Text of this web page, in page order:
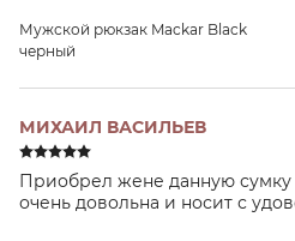
Мужской рюкзак Mackar Black
черный
МИХАИЛ ВАСИЛЬЕВ
Приобрел жене данную
очень довольна и носит с